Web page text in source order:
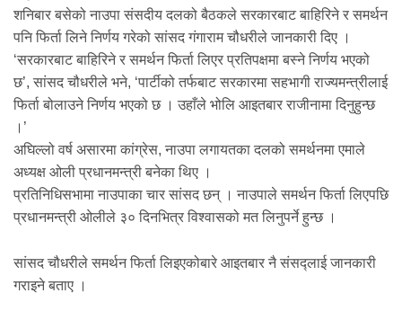
शनिबार बसेको नाउपा संसदीय दलको बैठकले सरकारबाट बाहिरिने र समर्थन
पनि फिर्ता लिने निर्णय गरेको सांसद गंगाराम चौधरीले जानकारी दिए ।
‘सरकारबाट बाहिरिने र समर्थन फिर्ता लिएर प्रतिपक्षमा बस्ने निर्णय भएको
छ’, सांसद चौधरीले भने, ‘पार्टीको तर्फबाट सरकारमा सहभागी राज्यमन्त्रीलाई
फिर्ता बोलाउने निर्णय भएको छ । उहाँले भोलि आइतबार राजीनामा दिनुहुन्छ
।’
अघिल्लो वर्ष असारमा कांग्रेस, नाउपा लगायतका दलको समर्थनमा एमाले
अध्यक्ष ओली प्रधानमन्त्री बनेका थिए ।
प्रतिनिधिसभामा नाउपाका चार सांसद छन् । नाउपाले समर्थन फिर्ता लिएपछि
प्रधानमन्त्री ओलीले ३० दिनभित्र विश्वासको मत लिनुपर्ने हुन्छ ।
सांसद चौधरीले समर्थन फिर्ता लिइएकोबारे आइतबार नै संसद्लाई जानकारी
गराइने बताए ।